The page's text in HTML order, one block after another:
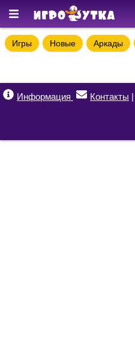
Игры Новые Аркады
Информация Контакты |